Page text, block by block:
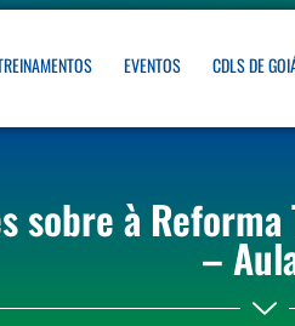
EVENTOS CDLS DE
sobre à
–